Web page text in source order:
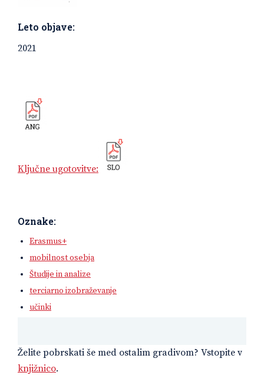
Leto objave:
2021
Ključne ugotovitve:
Oznake:
Erasmus+
mobilnost osebja
Študije in analize
terciarno izobraževanje
učinki
Želite pobrskati še med ostalim gradivom? Vstopite v
knjižnico.